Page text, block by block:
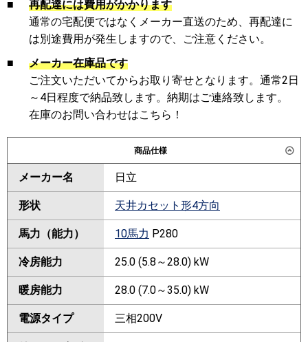
■
再配達には費用がかかります
通常の宅配便ではなくメーカー直送のため、再配達に
は別途費用が発生しますので、ご注意ください。
■
メーカー在庫品です
ご注文いただいてからお取り寄せとなります。通常2日
～4日程度で納品致します。納期はご連絡致します。
在庫のお問い合わせはこちら！
商品仕様
メーカー名 日立
形状 天井カセット形4方向
馬力（能力） 10馬力 P280
冷房能力 25.0 (5.8～28.0) kW
暖房能力 28.0 (7.0～35.0) kW
電源タイプ 三相200V